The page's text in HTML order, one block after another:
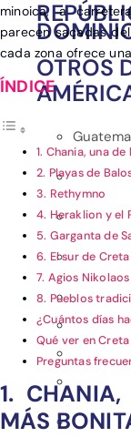
OTROS
minoica, a
parecen sacadas
cada zona ofrece
1. Chania, una
2. Playas de
3. Rethymno
4. Heraklion y el
5. Garganta de
6. El sur de Creta
7. Agios
8. Pueblos
¿Cuántos días
Qué ver en
Preguntas
1.
MÁS